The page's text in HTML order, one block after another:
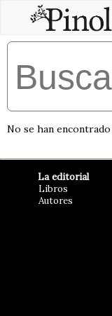
No se han
La editorial
Libros
Autores